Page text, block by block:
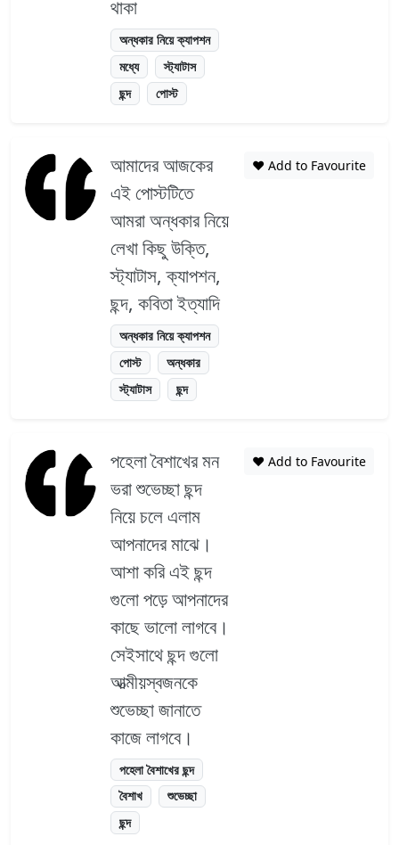
থাকা
অন্ধকার নিয়ে ক্যাপশন
মধ্যে
স্ট্যাটাস
ছন্দ
পোস্ট
আমাদের আজকের
এই পোস্টটিতে
আমরা অন্ধকার নিয়ে
লেখা কিছু উক্তি,
স্ট্যাটাস, ক্যাপশন,
ছন্দ, কবিতা ইত্যাদি
অন্ধকার নিয়ে ক্যাপশন
পোস্ট
অন্ধকার
স্ট্যাটাস
ছন্দ
❤️ Add to Favourite
পহেলা বৈশাখের মন
ভরা শুভেচ্ছা ছন্দ
নিয়ে চলে এলাম
আপনাদের মাঝে।
আশা করি এই ছন্দ
গুলো পড়ে আপনাদের
কাছে ভালো লাগবে।
সেইসাথে ছন্দ গুলো
আত্মীয়স্বজনকে
শুভেচ্ছা জানাতে
কাজে লাগবে।
পহেলা বৈশাখের ছন্দ
বৈশাখ
শুভেচ্ছা
ছন্দ
❤️ Add to Favourite